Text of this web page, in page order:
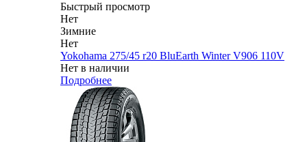
Быстрый просмотр
Нет
Зимние
Нет
Yokohama 275/45 r20 BluEarth Winter V906 110V
Нет в наличии
Подробнее